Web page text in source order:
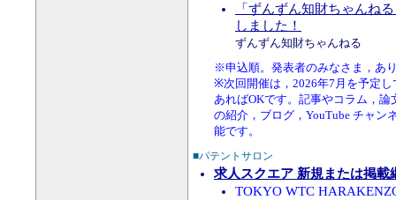
「ずんずん知財ちゃんね
しました！
ずんずん知財ちゃんねる
※申込順。発表者のみなさま，あ
※次回開催は，2026年7月を予定
あればOKです。記事やコラム，
の紹介，ブログ，YouTube チャン
能です。
■パテントサロン
求人スクエア 新規または掲載
TOKYO WTC